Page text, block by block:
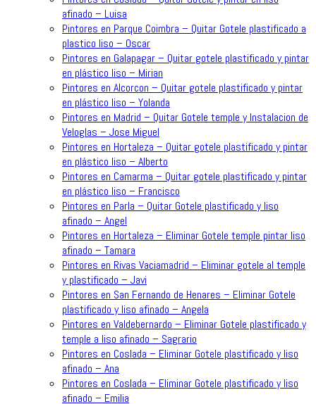
afinado – Luisa
Pintores en Parque Coimbra – Quitar Gotele plastificado a
plastico liso – Oscar
Pintores en Galapagar – Quitar gotele plastificado y pintar
en plástico liso – Mirian
Pintores en Alcorcon – Quitar gotele plastificado y pintar
en plástico liso – Yolanda
Pintores en Madrid – Quitar Gotele temple y Instalacion de
Veloglas – Jose Miguel
Pintores en Hortaleza – Quitar gotele plastificado y pintar
en plástico liso – Alberto
Pintores en Camarma – Quitar gotele plastificado y pintar
en plástico liso – Francisco
Pintores en Parla – Quitar Gotele plastificado y liso
afinado – Angel
Pintores en Hortaleza – Eliminar Gotele temple pintar liso
afinado – Tamara
Pintores en Rivas Vaciamadrid – Eliminar gotele al temple
y plastificado – Javi
Pintores en San Fernando de Henares – Eliminar Gotele
plastificado y liso afinado – Angela
Pintores en Valdebernardo – Eliminar Gotele plastificado y
temple a liso afinado – Sagrario
Pintores en Coslada – Eliminar Gotele plastificado y liso
afinado – Ana
Pintores en Coslada – Eliminar Gotele plastificado y liso
afinado – Emilia